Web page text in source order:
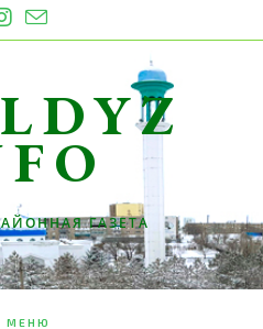
ГАЗЕТА
МЕНЮ